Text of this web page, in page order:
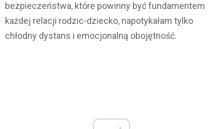
bezpieczeństwa, które powinny być fundamentem
każdej relacji rodzic-dziecko, napotykałam tylko
chłodny dystans i emocjonalną obojętność.